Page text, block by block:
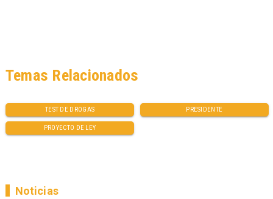
TEST DE DROGAS PRESIDENTE
PROYECTO DE LEY
Temas Relacionados
Noticias